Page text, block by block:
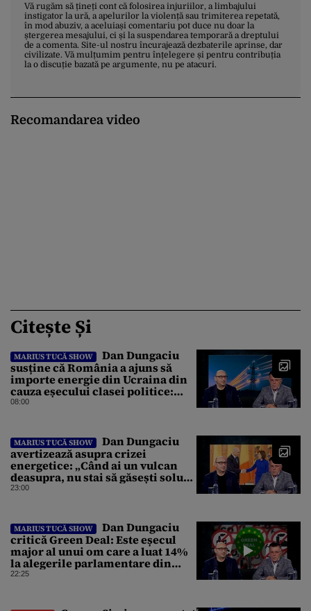
Vă rugăm să țineți cont că folosirea injuriilor, a limbajului
instigator la ură, a apelurilor la violență sau trimiterea repetată,
în mod abuziv, a aceluiași comentariu pot duce nu doar la
ștergerea mesajului, ci și la suspendarea temporară a dreptului
de a comenta. Site-ul nostru încurajează dezbaterile aprinse, dar
civilizate. Vă mulțumim pentru înțelegere și pentru contribuția
la o discuție bazată pe argumente, nu pe atacuri.
Recomandarea video
Citește Și
MARIUS TUCĂ SHOW
Dan Dungaciu
susține că România a ajuns să
importe energie din Ucraina din
cauza eșecului clasei politice:
Este bilanțul politic al ultimilor
08:00
MARIUS TUCĂ SHOW
Dan Dungaciu
avertizează asupra crizei
energetice: „Când ai un vulcan
deasupra, nu stai să găsești soluții
cu leucoplast”
23:00
MARIUS TUCĂ SHOW
Dan Dungaciu
critică Green Deal: Este eșecul
major al unui om care a luat 14%
la alegerile parlamentare din
Olanda
22:25